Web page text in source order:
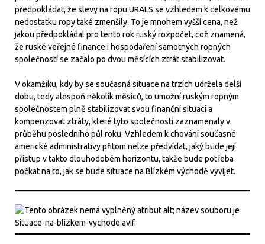
předpokládat, že slevy na ropu URALS se vzhledem k celkovému
nedostatku ropy také zmenšily. To je mnohem vyšší cena, než
jakou předpokládal pro tento rok ruský rozpočet, což znamená,
že ruské veřejné finance i hospodaření samotných ropných
společností se začalo po dvou měsících ztrát stabilizovat.
V okamžiku, kdy by se současná situace na trzích udržela delší
dobu, tedy alespoň několik měsíců, to umožní ruským ropným
společnostem plně stabilizovat svou finanční situaci a
kompenzovat ztráty, které tyto společnosti zaznamenaly v
průběhu posledního půl roku. Vzhledem k chování současné
americké administrativy přitom nelze předvídat, jaký bude její
přístup v takto dlouhodobém horizontu, takže bude potřeba
počkat na to, jak se bude situace na Blízkém východě vyvíjet.